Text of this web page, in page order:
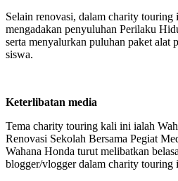
Selain renovasi, dalam charity touring
mengadakan penyuluhan Perilaku
serta menyalurkan puluhan paket alat
siswa.
Keterlibatan media
Tema charity touring kali ini ialah
Renovasi Sekolah Bersama Pegiat
Wahana Honda turut melibatkan
blogger/vlogger dalam charity touring